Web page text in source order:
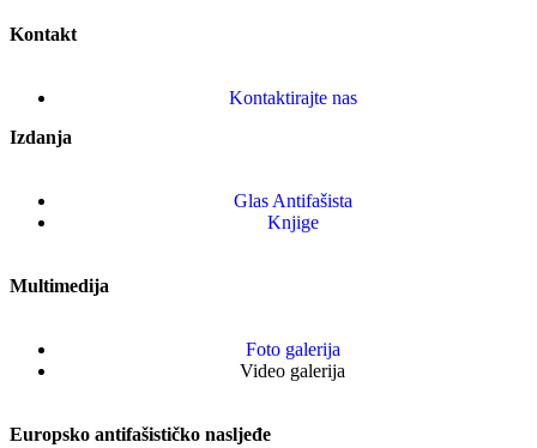
Kontakt
Kontaktirajte nas
Izdanja
Glas Antifašista
Knjige
Multimedija
Foto galerija
Video galerija
Europsko antifašističko nasljeđe